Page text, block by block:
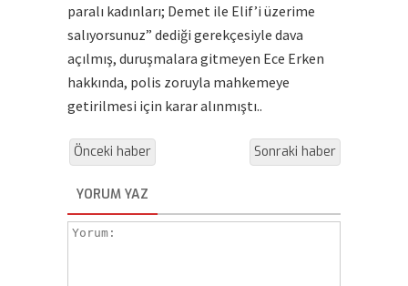
paralı kadınları; Demet ile Elif’i üzerime
salıyorsunuz” dediği gerekçesiyle dava
açılmış, duruşmalara gitmeyen Ece Erken
hakkında, polis zoruyla mahkemeye
getirilmesi için karar alınmıştı..
Önceki haber Sonraki haber
YORUM YAZ